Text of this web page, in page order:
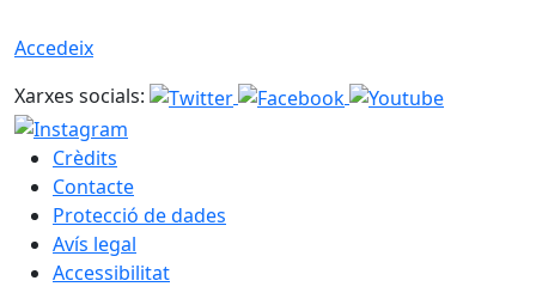
Accedeix
Xarxes socials:
Crèdits
Contacte
Protecció de dades
Avís legal
Accessibilitat